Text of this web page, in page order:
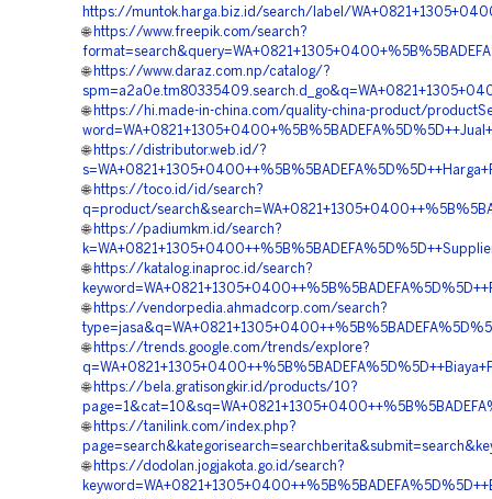
https://muntok.harga.biz.id/search/label/
🌐 https://www.freepik.com/search?
🌐 https://www.daraz.com.np/catalog/?
🌐 https://hi.made-in-china.com/quality-china-product/
🌐 https://distributor.web.id/?
🌐 https://toco.id/id/search?
q=product/
🌐 https://padiumkm.id/search?
🌐 https://katalog.inaproc.id/search?
🌐 https://vendorpedia.ahmadcorp.com/search?
🌐 https://trends.google.com/trends/explore?
🌐 https://bela.gratisongkir.id/products/10?
🌐 https://tanilink.com/index.php?
🌐 https://dodolan.jogjakota.go.id/search?